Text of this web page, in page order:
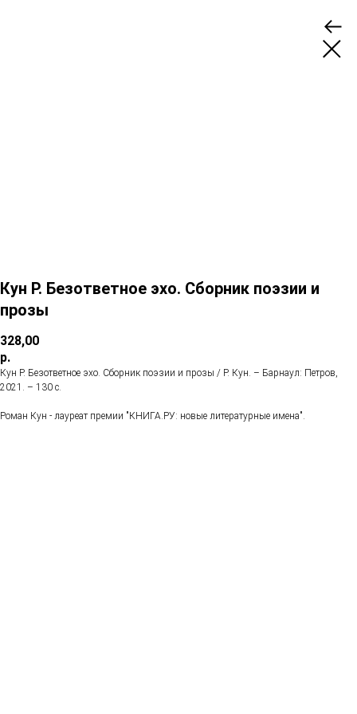
Кун Р. Безответное эхо. Сборник поэзии и
прозы
328,00
р.
Кун Р. Безответное эхо. Сборник поэзии и прозы / Р. Кун. – Барнаул: Петров,
2021. – 130 с.
Роман Кун - лауреат премии "КНИГА.РУ: новые литературные имена".